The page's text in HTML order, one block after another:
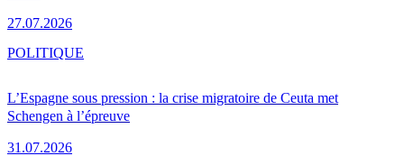
27.07.2026
L’Espagne sous pression : la crise migratoire de Ceuta met
Schengen à l’épreuve
31.07.2026
POLITIQUE